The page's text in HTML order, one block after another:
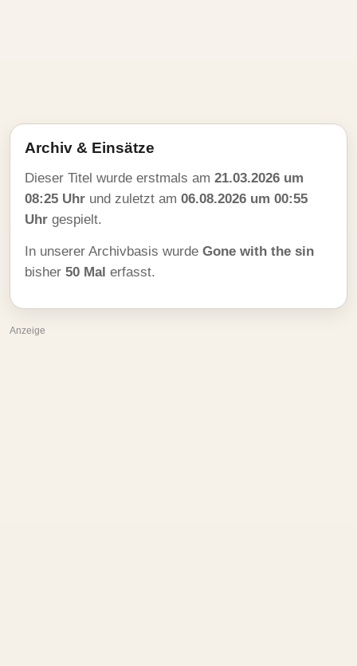
Archiv & Einsätze
Dieser Titel wurde erstmals am 21.03.2026 um
08:25 Uhr und zuletzt am 06.08.2026 um 00:55
Uhr gespielt.
In unserer Archivbasis wurde Gone with the sin
bisher 50 Mal erfasst.
Anzeige